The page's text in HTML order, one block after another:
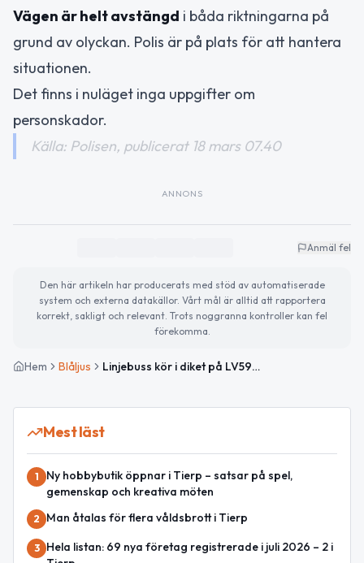
Vägen är helt avstängd i båda riktningarna på
grund av olyckan. Polis är på plats för att hantera
situationen.
Det finns i nuläget inga uppgifter om
personskador.
Källa: Polisen, publicerat 18 mars 07.40
ANNONS
Anmäl fel
Den här artikeln har producerats med stöd av automatiserade
system och externa datakällor. Vårt mål är alltid att rapportera
korrekt, sakligt och relevant. Trots noggranna kontroller kan fel
förekomma.
Hem Blåljus Linjebuss kör i diket på LV596 – väg avstängd
Mest läst
1
Ny hobbybutik öppnar i Tierp – satsar på spel,
gemenskap och kreativa möten
2 Man åtalas för flera våldsbrott i Tierp
3
Hela listan: 69 nya företag registrerade i juli 2026 – 2 i